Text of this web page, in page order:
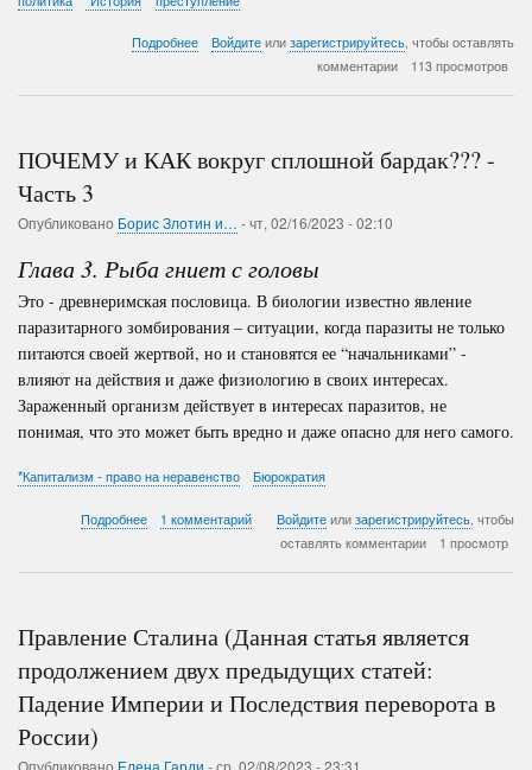
Подробнее
(Данная
продолжением
Падение
переворота
в
России,
Сталина)
Войдите или зарегистрируйтесь, чтобы оставлять
комментарии
113 просмотров
ПОЧЕМУ и КАК вокруг сплошной бардак??? -
Часть 3
Опубликовано Борис Злотин и… -чт, 02/16/2023 - 02:10
Глава 3. Рыба гниет с головы
Это - древнеримская пословица. В биологии известно явление
паразитарного зомбирования – ситуации, когда паразиты не только
питаются своей жертвой, но и становятся ее “начальниками” -
влияют на действия и даже физиологию в своих интересах.
Зараженный организм действует в интересах паразитов, не
понимая, что это может быть вредно и даже опасно для него самого.
*Капитализм - право на неравенство Бюрократия
Подробнеео
КАК
бардак???
Часть
3
1 комментарий Войдите или зарегистрируйтесь, чтобы
оставлять комментарии
1 просмотр
Правление Сталина (Данная статья является
продолжением двух предыдущих статей:
Падение Империи и Последствия переворота в
России)
Опубликовано Елена Гарди -ср, 02/08/2023 - 23:31